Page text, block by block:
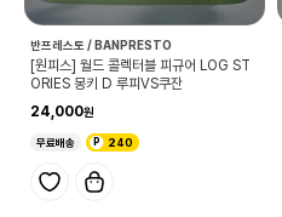
반프레스토 / BANPRESTO
[원피스] 월드 콜렉터블 피규어 LOG ST
ORIES 몽키 D 루피VS쿠잔
24,000
무료배송 240